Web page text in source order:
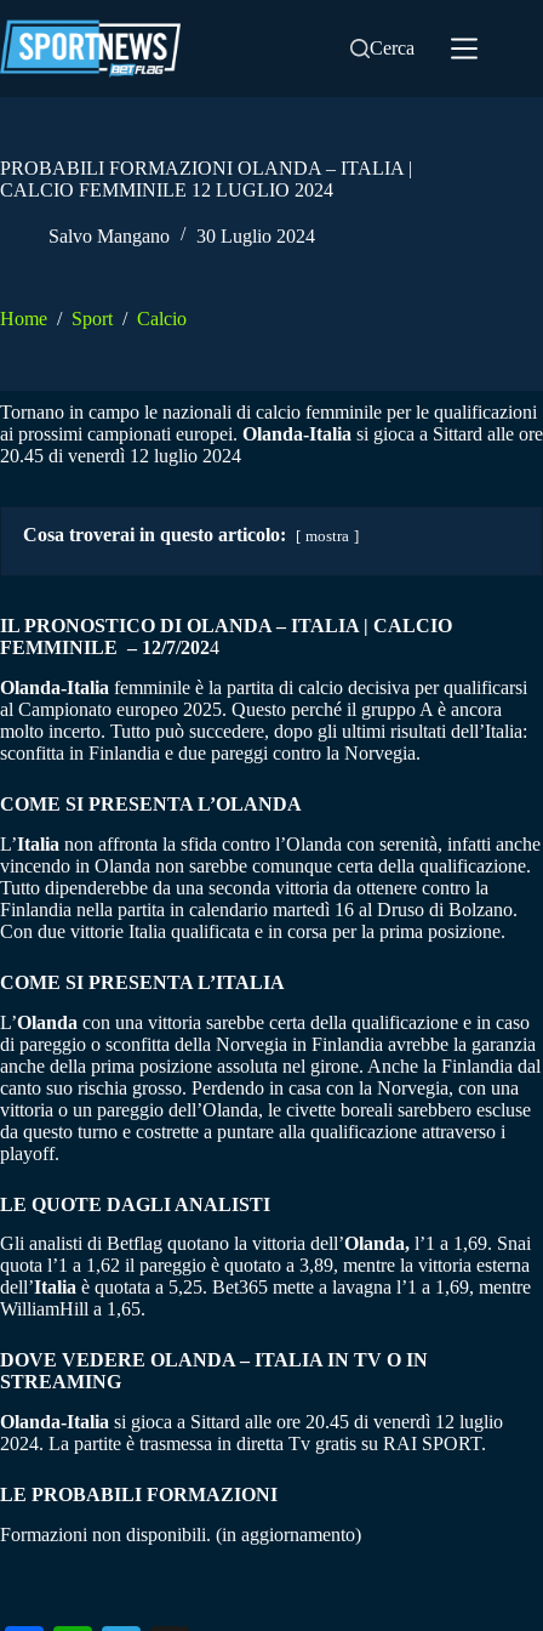
al
contenuto
Cerca
PROBABILI FORMAZIONI OLANDA – ITALIA |
CALCIO FEMMINILE 12 LUGLIO 2024
Salvo Mangano 30 Luglio 2024
Home / Sport / Calcio
Tornano in campo le nazionali di calcio femminile per le qualificazioni
ai prossimi campionati europei. Olanda-Italia si gioca a Sittard alle ore
20.45 di venerdì 12 luglio 2024
Cosa troverai in questo articolo: mostra
IL PRONOSTICO DI OLANDA – ITALIA | CALCIO
FEMMINILE – 12/7/2024
Olanda-Italia femminile è la partita di calcio decisiva per qualificarsi
al Campionato europeo 2025. Questo perché il gruppo A è ancora
molto incerto. Tutto può succedere, dopo gli ultimi risultati dell’Italia:
sconfitta in Finlandia e due pareggi contro la Norvegia.
COME SI PRESENTA L’OLANDA
L’Italia non affronta la sfida contro l’Olanda con serenità, infatti anche
vincendo in Olanda non sarebbe comunque certa della qualificazione.
Tutto dipenderebbe da una seconda vittoria da ottenere contro la
Finlandia nella partita in calendario martedì 16 al Druso di Bolzano.
Con due vittorie Italia qualificata e in corsa per la prima posizione.
COME SI PRESENTA L’ITALIA
L’Olanda con una vittoria sarebbe certa della qualificazione e in caso
di pareggio o sconfitta della Norvegia in Finlandia avrebbe la garanzia
anche della prima posizione assoluta nel girone. Anche la Finlandia dal
canto suo rischia grosso. Perdendo in casa con la Norvegia, con una
vittoria o un pareggio dell’Olanda, le civette boreali sarebbero escluse
da questo turno e costrette a puntare alla qualificazione attraverso i
playoff.
LE QUOTE DAGLI ANALISTI
Gli analisti di Betflag quotano la vittoria dell’Olanda, l’1 a 1,69. Snai
quota l’1 a 1,62 il pareggio è quotato a 3,89, mentre la vittoria esterna
dell’Italia è quotata a 5,25. Bet365 mette a lavagna l’1 a 1,69, mentre
WilliamHill a 1,65.
DOVE VEDERE OLANDA – ITALIA IN TV O IN
STREAMING
Olanda-Italia si gioca a Sittard alle ore 20.45 di venerdì 12 luglio
2024. La partite è trasmessa in diretta Tv gratis su RAI SPORT.
LE PROBABILI FORMAZIONI
Formazioni non disponibili. (in aggiornamento)